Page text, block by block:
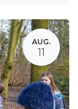
AUG.
11